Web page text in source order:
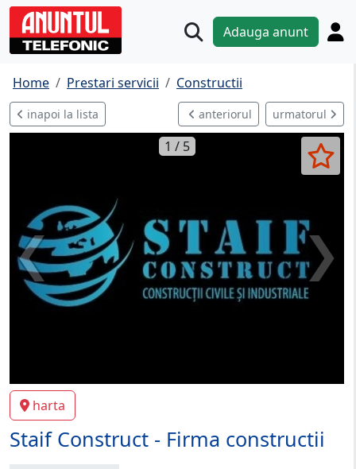
Adauga anunt
Home Prestari servicii Constructii
inapoi la lista anteriorul urmatorul
1 / 5
harta
Staif Construct - Firma constructii